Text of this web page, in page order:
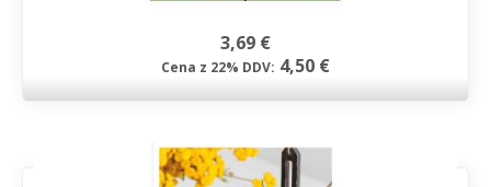
3,69 €
Cena z 22% DDV: 4,50 €